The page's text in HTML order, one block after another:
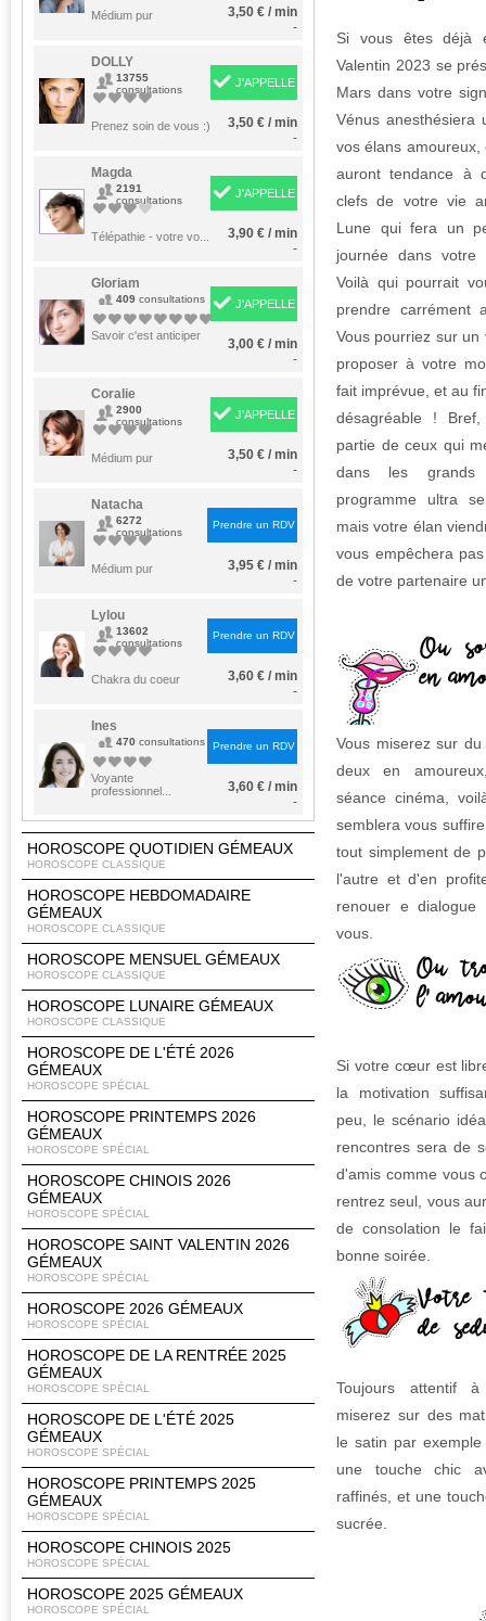
Lion Vierge Scorpion
Sagittaire
Médium pur
3,50 € / min
-
DOLLY
13755
consultations
Prenez soin de vous :)
J'APPELLE
3,50 € / min
-
Magda
2191
consultations
Télépathie - votre vo...
J'APPELLE
3,90 € / min
-
Gloriam
409 consultations
Savoir c'est anticiper
J'APPELLE
3,00 € / min
-
Coralie
2900
consultations
Médium pur
J'APPELLE
3,50 € / min
-
Natacha
6272
consultations
Médium pur
Prendre un RDV
3,95 € / min
-
Lylou
13602
consultations
Chakra du coeur
Prendre un RDV
3,60 € / min
-
Ines
470 consultations
Voyante
professionnel...
Prendre un RDV
3,60 € / min
-
HOROSCOPE QUOTIDIEN GÉMEAUX
HOROSCOPE CLASSIQUE
HOROSCOPE HEBDOMADAIRE
GÉMEAUX
HOROSCOPE CLASSIQUE
HOROSCOPE MENSUEL GÉMEAUX
HOROSCOPE CLASSIQUE
HOROSCOPE LUNAIRE GÉMEAUX
HOROSCOPE CLASSIQUE
HOROSCOPE DE L'ÉTÉ 2026
GÉMEAUX
HOROSCOPE SPÉCIAL
HOROSCOPE PRINTEMPS 2026
GÉMEAUX
HOROSCOPE SPÉCIAL
HOROSCOPE CHINOIS 2026
GÉMEAUX
HOROSCOPE SPÉCIAL
HOROSCOPE SAINT VALENTIN 2026
GÉMEAUX
HOROSCOPE SPÉCIAL
HOROSCOPE 2026 GÉMEAUX
HOROSCOPE SPÉCIAL
HOROSCOPE DE LA RENTRÉE 2025
GÉMEAUX
HOROSCOPE SPÉCIAL
HOROSCOPE DE L'ÉTÉ 2025
GÉMEAUX
HOROSCOPE SPÉCIAL
HOROSCOPE PRINTEMPS 2025
GÉMEAUX
HOROSCOPE SPÉCIAL
HOROSCOPE CHINOIS 2025
HOROSCOPE SPÉCIAL
HOROSCOPE 2025 GÉMEAUX
HOROSCOPE SPÉCIAL
Si vous êtes déjà
Valentin 2023 se
Mars dans votre
Vénus anesthésiera
vos élans
auront tendance à
clefs de votre vie
Lune qui fera un
journée dans
Voilà qui pourrait
prendre carrément
Vous pourriez sur
proposer à votre
fait imprévue, et au
désagréable !
partie de ceux qui
dans les
programme ultra
mais votre élan
vous empêchera
de votre partenaire
Vous miserez sur
deux en
séance cinéma,
semblera vous
tout simplement de
l'autre et d'en
renouer e
vous.
Si votre cœur est
la motivation
peu, le scénario
rencontres sera de
d'amis comme vous
rentrez seul, vous
de consolation le
bonne soirée.
Toujours attentif
miserez sur des
le satin par
une touche chic
raffinés, et une
sucrée.